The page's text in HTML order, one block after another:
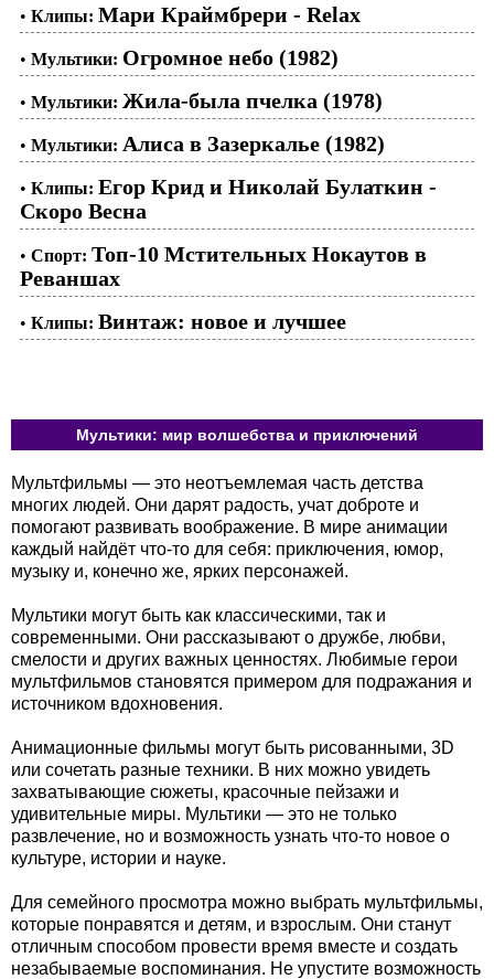
• Клипы: Мари Краймбрери - Relax
• Мультики: Огромное небо (1982)
• Мультики: Жила-была пчелка (1978)
• Мультики: Алиса в Зазеркалье (1982)
• Клипы: Егор Крид и Николай Булаткин -
Скоро Весна
• Спорт: Топ-10 Мстительных Нокаутов в
Реваншах
• Клипы: Винтаж: новое и лучшее
Мультики: мир волшебства и приключений
Мультфильмы — это неотъемлемая часть детства
многих людей. Они дарят радость, учат доброте и
помогают развивать воображение. В мире анимации
каждый найдёт что-то для себя: приключения, юмор,
музыку и, конечно же, ярких персонажей.
Мультики могут быть как классическими, так и
современными. Они рассказывают о дружбе, любви,
смелости и других важных ценностях. Любимые герои
мультфильмов становятся примером для подражания и
источником вдохновения.
Анимационные фильмы могут быть рисованными, 3D
или сочетать разные техники. В них можно увидеть
захватывающие сюжеты, красочные пейзажи и
удивительные миры. Мультики — это не только
развлечение, но и возможность узнать что-то новое о
культуре, истории и науке.
Для семейного просмотра можно выбрать мультфильмы,
которые понравятся и детям, и взрослым. Они станут
отличным способом провести время вместе и создать
незабываемые воспоминания. Не упустите возможность